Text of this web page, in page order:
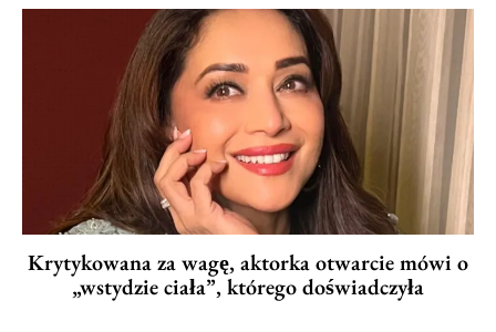
Krytykowana za wagę, aktorka otwarcie mówi o
„wstydzie ciała”, którego doświadczyła